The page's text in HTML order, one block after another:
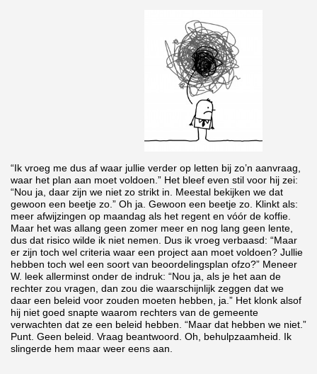
“Ik vroeg me dus af waar jullie verder op letten bij zo’n aanvraag,
waar het plan aan moet voldoen.” Het bleef even stil voor hij zei:
“Nou ja, daar zijn we niet zo strikt in. Meestal bekijken we dat
gewoon een beetje zo.” Oh ja. Gewoon een beetje zo. Klinkt als:
meer afwijzingen op maandag als het regent en vóór de koffie.
Maar het was allang geen zomer meer en nog lang geen lente,
dus dat risico wilde ik niet nemen. Dus ik vroeg verbaasd: “Maar
er zijn toch wel criteria waar een project aan moet voldoen? Jullie
hebben toch wel een soort van beoordelingsplan ofzo?” Meneer
W. leek allerminst onder de indruk: “Nou ja, als je het aan de
rechter zou vragen, dan zou die waarschijnlijk zeggen dat we
daar een beleid voor zouden moeten hebben, ja.” Het klonk alsof
hij niet goed snapte waarom rechters van de gemeente
verwachten dat ze een beleid hebben. “Maar dat hebben we niet.”
Punt. Geen beleid. Vraag beantwoord. Oh, behulpzaamheid. Ik
slingerde hem maar weer eens aan.